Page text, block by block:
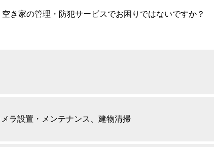
き家の管理・防犯サービスでお困りではないですか？
ラ設置・メンテナンス、建物清掃